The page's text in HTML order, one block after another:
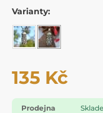
Varianty:
135 Kč
Prodejna